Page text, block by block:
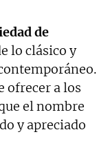
de
lo clásico y
ofrecer a los
el nombre
y apreciado